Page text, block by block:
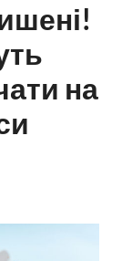
на